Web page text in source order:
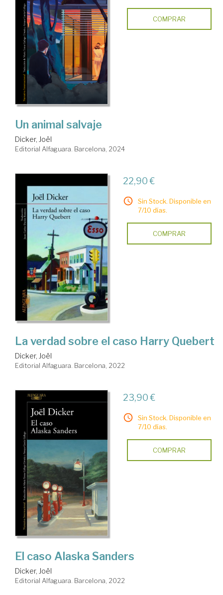
COMPRAR
Un animal salvaje
Dicker, Joël
Editorial Alfaguara. Barcelona, 2024
22,90 €
Sin Stock. Disponible en
7/10 días.
COMPRAR
La verdad sobre el caso Harry Quebert
Dicker, Joël
Editorial Alfaguara. Barcelona, 2022
23,90 €
Sin Stock. Disponible en
7/10 días.
COMPRAR
El caso Alaska Sanders
Dicker, Joël
Editorial Alfaguara. Barcelona, 2022